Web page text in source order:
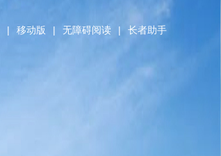
| 移动版 | 无障碍阅读 | 长者助手